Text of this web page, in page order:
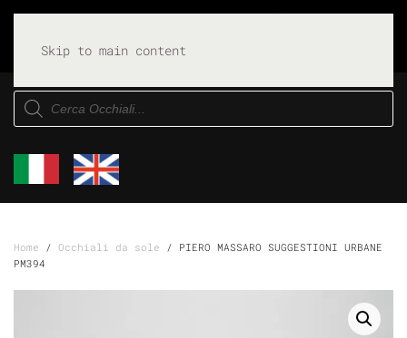
Skip to main content
Products
search
Home / Occhiali da sole / PIERO MASSARO SUGGESTIONI URBANE
PM394